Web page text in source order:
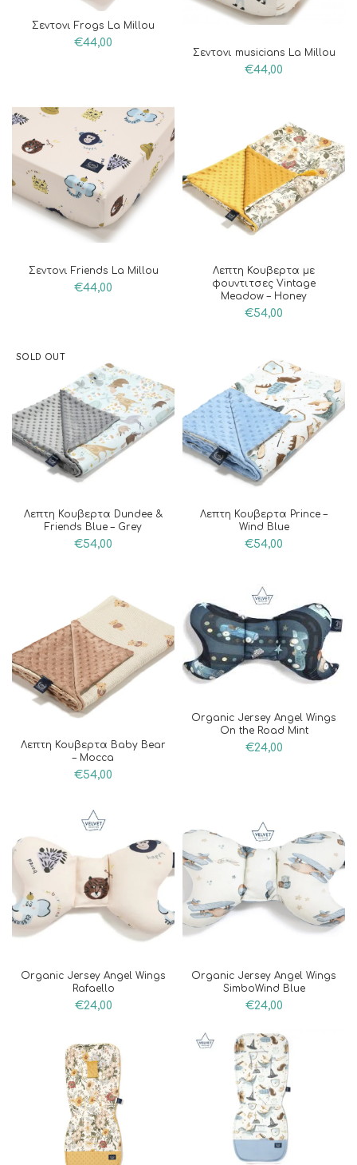
Σεντονι Frogs La Millou
€44,00
Σεντονι musicians La Millou
€44,00
Σεντονι Friends La Millou
€44,00
Λεπτη Κουβερτα με
φουντιτσες Vintage
Meadow – Honey
€54,00
SOLD OUT
Λεπτη Κουβερτα Dundee &
Friends Blue – Grey
€54,00
Λεπτη Κουβερτα Prince –
Wind Blue
€54,00
Λεπτη Κουβερτα Baby Bear
– Mocca
€54,00
Organic Jersey Angel Wings
On the Road Mint
€24,00
Organic Jersey Angel Wings
Rafaello
€24,00
Organic Jersey Angel Wings
SimboWind Blue
€24,00